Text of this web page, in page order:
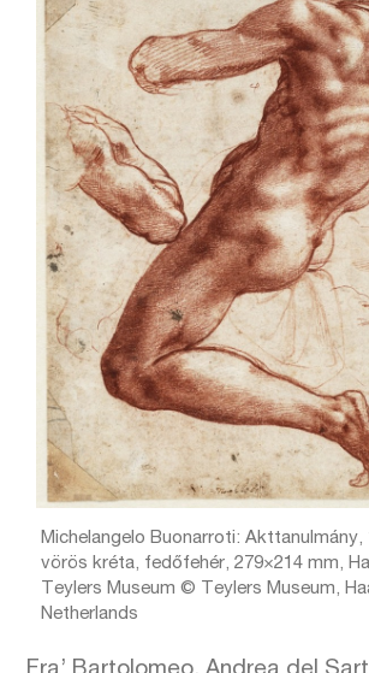
Michelangelo Buonarroti: Akttanulmány,
vörös kréta, fedőfehér, 279×214 mm,
Teylers Museum © Teylers Museum,
Netherlands